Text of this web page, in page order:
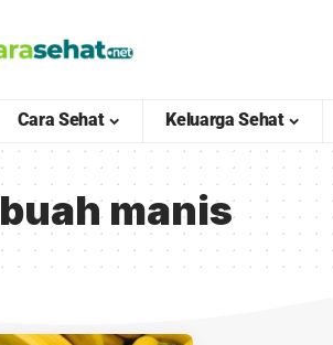
Cara Sehat Keluarga Sehat
buah manis